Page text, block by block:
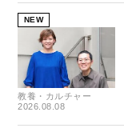
NEW
教養・カルチャー
2026.08.08